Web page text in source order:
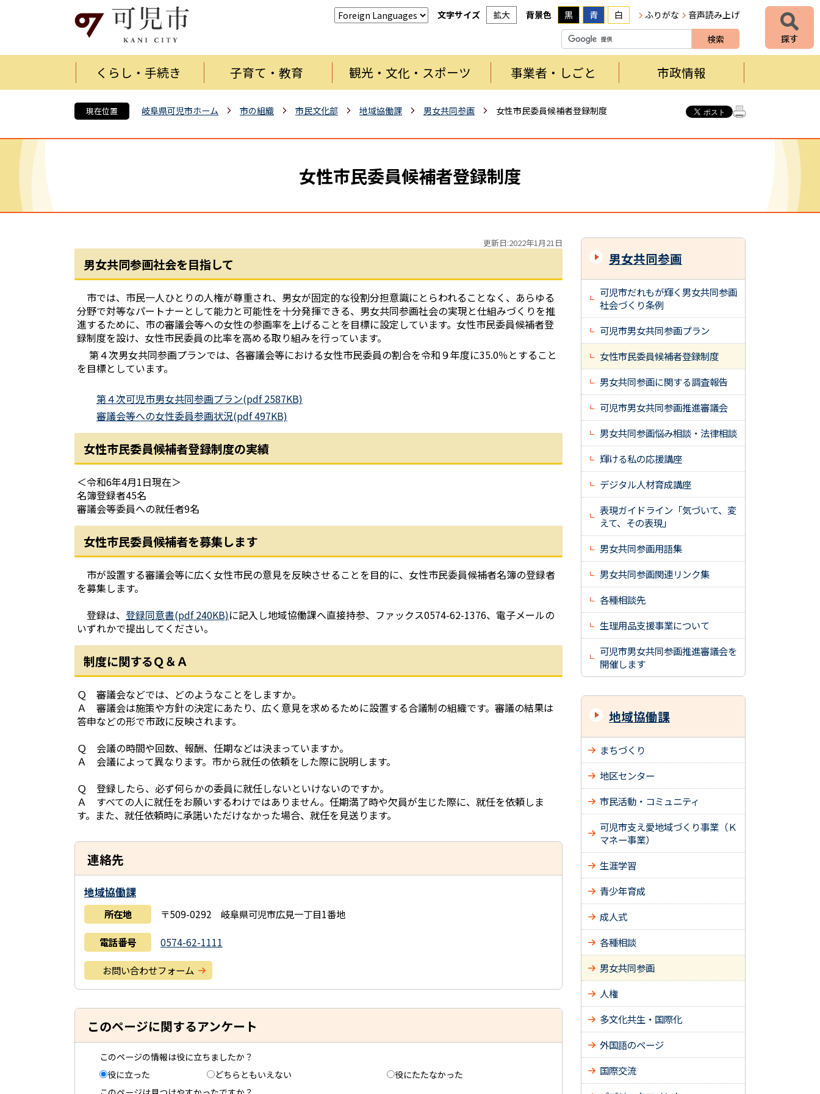
文字サイズ 拡大 背景色 黒 青 白 ふりがな 音声読み上げ
くらし・手続き 子育て・教育 観光・文化・スポーツ 事業者・しごと 市政情報
現在位置 岐阜県可児市ホーム 市の組織 市民文化部 地域協働課 男女共同参画 女性市民委員候補者登録制度
女性市民委員候補者登録制度
更新日:2022年1月21日
男女共同参画社会を目指して
市では、市民一人ひとりの人権が尊重され、男女が固定的な役割分担意識にとらわれることなく、あらゆる
分野で対等なパートナーとして能力と可能性を十分発揮できる、男女共同参画社会の実現と仕組みづくりを推
進するために、市の審議会等への女性の参画率を上げることを目標に設定しています。女性市民委員候補者登
録制度を設け、女性市民委員の比率を高める取り組みを行っています。
第４次男女共同参画プランでは、各審議会等における女性市民委員の割合を令和９年度に35.0％とすること
を目標としています。
第４次可児市男女共同参画プラン(pdf 2587KB)
審議会等への女性委員参画状況(pdf 497KB)
女性市民委員候補者登録制度の実績
＜令和6年4月1日現在＞
名簿登録者45名
審議会等委員への就任者9名
女性市民委員候補者を募集します
市が設置する審議会等に広く女性市民の意見を反映させることを目的に、女性市民委員候補者名簿の登録者
を募集します。
登録は、 登録同意書(pdf 240KB)に記入し地域協働課へ直接持参、ファックス0574-62-1376、電子メールの
いずれかで提出してください。
制度に関するＱ＆Ａ
Ｑ 審議会などでは、どのようなことをしますか。
Ａ 審議会は施策や方針の決定にあたり、広く意見を求めるために設置する合議制の組織です。審議の結果は
答申などの形で市政に反映されます。
Ｑ 会議の時間や回数、報酬、任期などは決まっていますか。
Ａ 会議によって異なります。市から就任の依頼をした際に説明します。
Ｑ 登録したら、必ず何らかの委員に就任しないといけないのですか。
Ａ すべての人に就任をお願いするわけではありません。任期満了時や欠員が生じた際に、就任を依頼しま
す。また、就任依頼時に承諾いただけなかった場合、就任を見送ります。
連絡先
地域協働課
所在地 〒509-0292 岐阜県可児市広見一丁目1番地
電話番号 0574-62-1111
お問い合わせフォーム
このページに関するアンケート
このページの情報は役に立ちましたか？
役に立った
どちらともいえない
役にたたなかった
男女共同参画
可児市だれもが輝く男女共同参画
社会づくり条例
可児市男女共同参画プラン
女性市民委員候補者登録制度
男女共同参画に関する調査報告
可児市男女共同参画推進審議会
男女共同参画悩み相談・法律相談
輝ける私の応援講座
デジタル人材育成講座
表現ガイドライン「気づいて、変
えて、その表現」
男女共同参画用語集
男女共同参画関連リンク集
各種相談先
生理用品支援事業について
可児市男女共同参画推進審議会を
開催します
地域協働課
まちづくり
地区センター
市民活動・コミュニティ
可児市支え愛地域づくり事業（Ｋ
マネー事業）
生涯学習
青少年育成
成人式
各種相談
男女共同参画
人権
多文化共生・国際化
外国語のページ
国際交流